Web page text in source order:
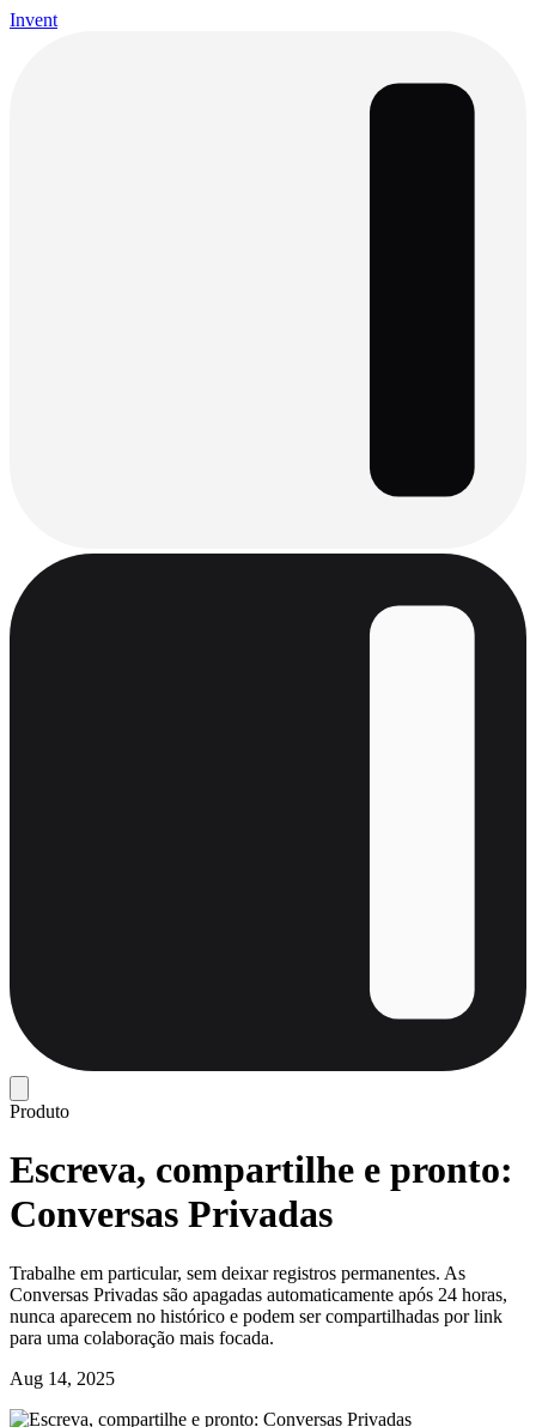
Invent
Produto
Escreva, compartilhe e pronto:
Conversas Privadas
Trabalhe em particular, sem deixar registros permanentes. As
Conversas Privadas são apagadas automaticamente após 24 horas,
nunca aparecem no histórico e podem ser compartilhadas por link
para uma colaboração mais focada.
Aug 14, 2025